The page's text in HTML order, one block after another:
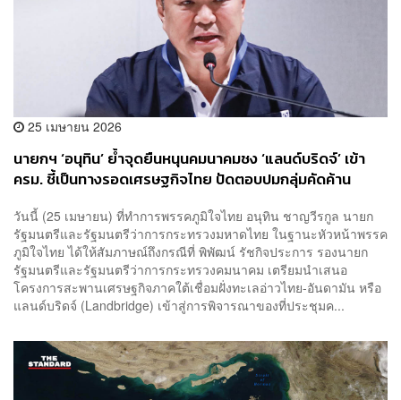
25 เมษายน 2026
นายกฯ ‘อนุทิน’ ย้ำจุดยืนหนุนคมนาคมชง ‘แลนด์บริดจ์’ เข้า
ครม. ชี้เป็นทางรอดเศรษฐกิจไทย ปัดตอบปมกลุ่มคัดค้าน
วันนี้ (25 เมษายน) ที่ทำการพรรคภูมิใจไทย อนุทิน ชาญวีรกูล นายก
รัฐมนตรีและรัฐมนตรีว่าการกระทรวงมหาดไทย ในฐานะหัวหน้าพรรค
ภูมิใจไทย ได้ให้สัมภาษณ์ถึงกรณีที่ พิพัฒน์ รัชกิจประการ รองนายก
รัฐมนตรีและรัฐมนตรีว่าการกระทรวงคมนาคม เตรียมนำเสนอ
โครงการสะพานเศรษฐกิจภาคใต้เชื่อมฝั่งทะเลอ่าวไทย-อันดามัน หรือ
แลนด์บริดจ์ (Landbridge) เข้าสู่การพิจารณาของที่ประชุมค...